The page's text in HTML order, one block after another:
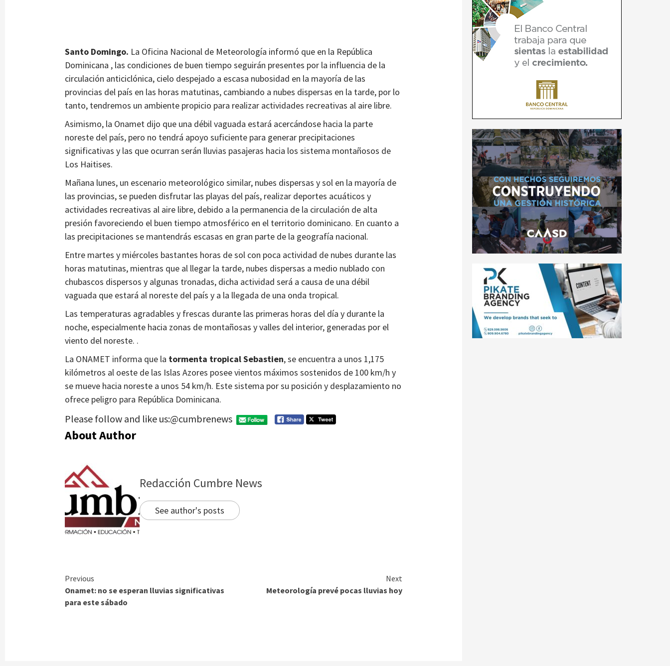
Santo Domingo. La Oficina Nacional de Meteorología informó que en la República
Dominicana , las condiciones de buen tiempo seguirán presentes por la influencia de la
circulación anticiclónica, cielo despejado a escasa nubosidad en la mayoría de las
provincias del país en las horas matutinas, cambiando a nubes dispersas en la tarde, por lo
tanto, tendremos un ambiente propicio para realizar actividades recreativas al aire libre.
Asimismo, la Onamet dijo que una débil vaguada estará acercándose hacia la parte
noreste del país, pero no tendrá apoyo suficiente para generar precipitaciones
significativas y las que ocurran serán lluvias pasajeras hacia los sistema montañosos de
Los Haitises.
Mañana lunes, un escenario meteorológico similar, nubes dispersas y sol en la mayoría de
las provincias, se pueden disfrutar las playas del país, realizar deportes acuáticos y
actividades recreativas al aire libre, debido a la permanencia de la circulación de alta
presión favoreciendo el buen tiempo atmosférico en el territorio dominicano. En cuanto a
las precipitaciones se mantendrás escasas en gran parte de la geografía nacional.
Entre martes y miércoles bastantes horas de sol con poca actividad de nubes durante las
horas matutinas, mientras que al llegar la tarde, nubes dispersas a medio nublado con
chubascos dispersos y algunas tronadas, dicha actividad será a causa de una débil
vaguada que estará al noreste del país y a la llegada de una onda tropical.
Las temperaturas agradables y frescas durante las primeras horas del día y durante la
noche, especialmente hacia zonas de montañosas y valles del interior, generadas por el
viento del noreste. .
La ONAMET informa que la tormenta tropical Sebastien, se encuentra a unos 1,175
kilómetros al oeste de las Islas Azores posee vientos máximos sostenidos de 100 km/h y
se mueve hacia noreste a unos 54 km/h. Este sistema por su posición y desplazamiento no
ofrece peligro para República Dominicana.
Please follow and like us:@cumbrenews
About Author
Redacción Cumbre News
See author's posts
Continue
Reading
Previous
Onamet: no se esperan lluvias significativas
para este sábado
Next
Meteorología prevé pocas lluvias hoy